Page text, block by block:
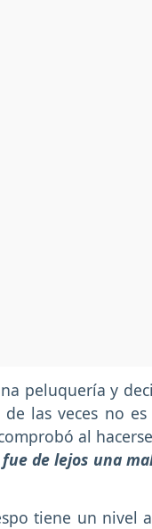
peluquería y
las veces no
al
de lejos una
tiene un nivel